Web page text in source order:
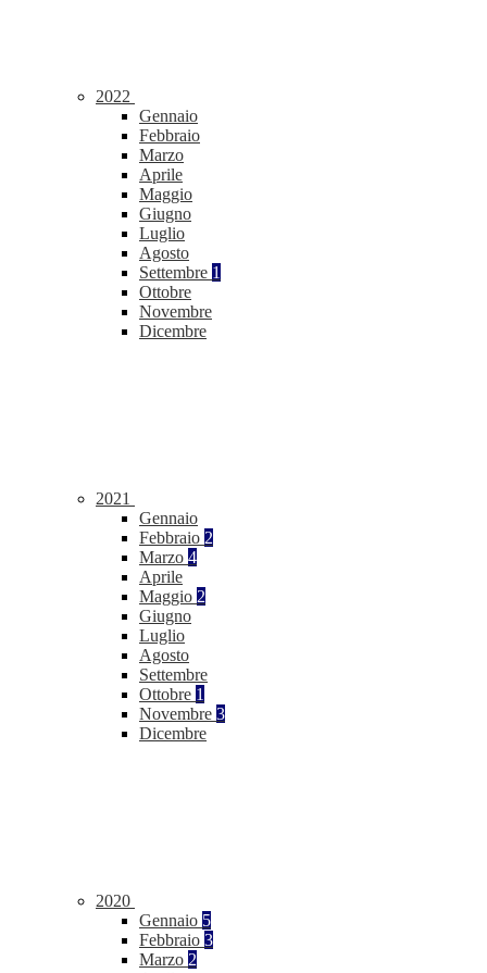
2022
Gennaio
Febbraio
Marzo
Aprile
Maggio
Giugno
Luglio
Agosto
Settembre 1
Ottobre
Novembre
Dicembre
2021
Gennaio
Febbraio 2
Marzo 4
Aprile
Maggio 2
Giugno
Luglio
Agosto
Settembre
Ottobre 1
Novembre 3
Dicembre
2020
Gennaio 5
Febbraio 3
Marzo 2